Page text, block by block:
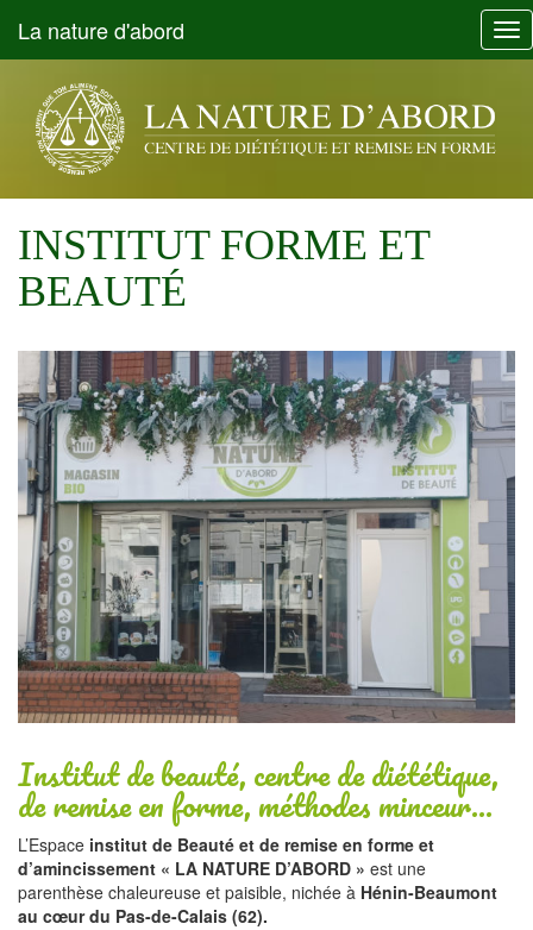
La nature d'abord
INSTITUT FORME ET
BEAUTÉ
Institut de beauté, centre de diététique,
de remise en forme, méthodes minceur…
L’Espace institut de Beauté et de remise en forme et
d’amincissement « LA NATURE D’ABORD » est une
parenthèse chaleureuse et paisible, nichée à Hénin-Beaumont
au cœur du Pas-de-Calais (62).